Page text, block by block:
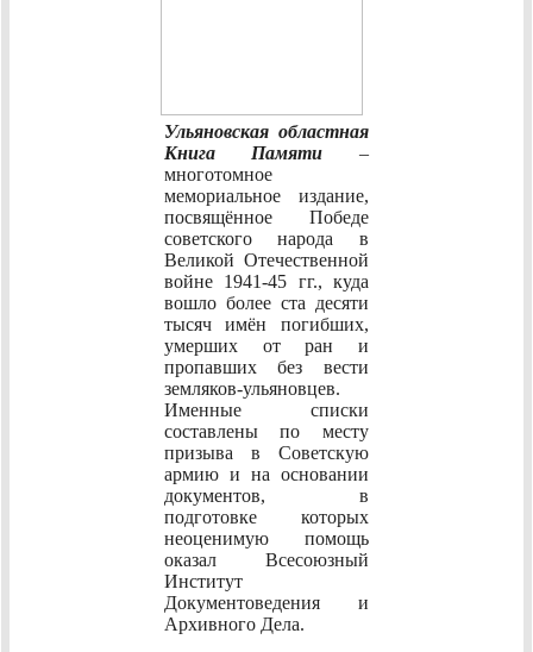
Ульяновская областная
Книга Памяти –
многотомное
мемориальное издание,
посвящённое Победе
советского народа в
Великой Отечественной
войне 1941-45 гг., куда
вошло более ста десяти
тысяч имён погибших,
умерших от ран и
пропавших без вести
земляков-ульяновцев.
Именные списки
составлены по месту
призыва в Советскую
армию и на основании
документов, в
подготовке которых
неоценимую помощь
оказал Всесоюзный
Институт
Документоведения и
Архивного Дела.